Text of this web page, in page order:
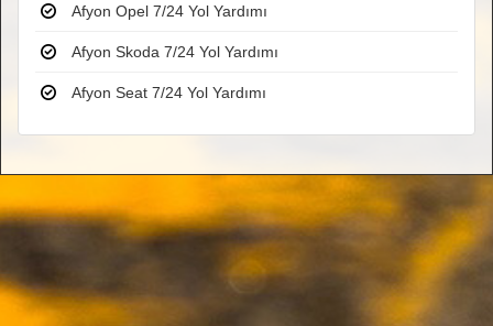
Afyon Opel 7/24 Yol Yardımı
Afyon Skoda 7/24 Yol Yardımı
Afyon Seat 7/24 Yol Yardımı